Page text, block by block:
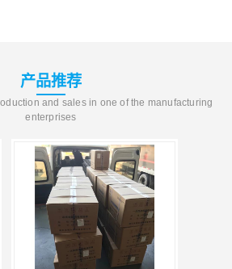
产品推荐
and sales in one of the manufacturing
enterprises